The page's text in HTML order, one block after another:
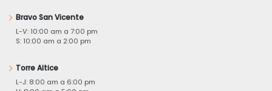
Bravo San Vicente
L-V: 10:00 am a 7:00 pm
S: 10:00 am a 2:00 pm
Torre Altice
L-J: 8:00 am a 6:00 pm